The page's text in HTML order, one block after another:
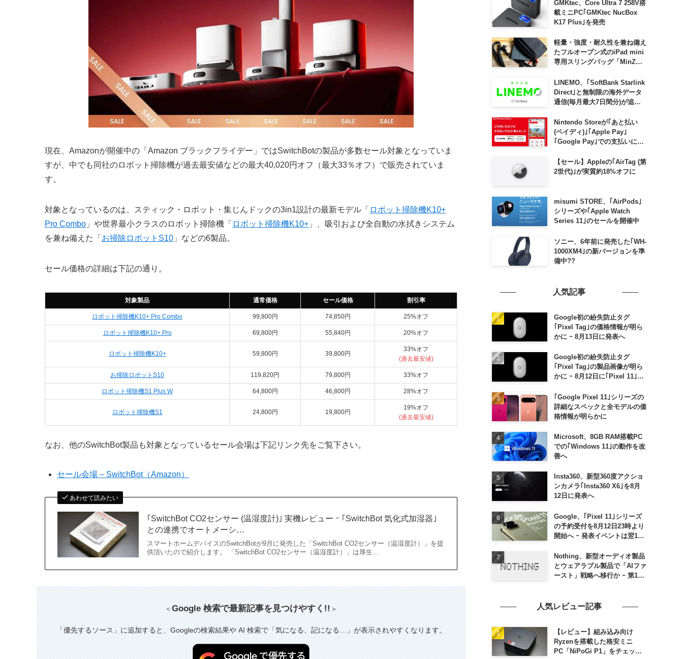
現在、Amazonが開催中の「Amazon ブラックフライデー」ではSwitchBotの製品が多数セール対象となっていま
すが、中でも同社のロボット掃除機が過去最安値などの最大40,020円オフ（最大33％オフ）で販売されていま
す。
対象となっているのは、スティック・ロボット・集じんドックの3in1設計の最新モデル「 ロボット掃除機K10+
Pro Combo 」や世界最小クラスのロボット掃除機「 ロボット掃除機K10+ 」、吸引および全自動の水拭きシステム
を兼ね備えた「 お掃除ロボットS10 」などの6製品。
セール価格の詳細は下記の通り。
対象製品 通常価格 セール価格 割引率
ロボット掃除機K10+ Pro Combo 99,800円 74,850円 25%オフ
ロボット掃除機K10+ Pro 69,800円 55,840円 20%オフ
ロボット掃除機K10+ 59,800円 39,800円
33%オフ
(過去最安値)
お掃除ロボットS10 119,820円 79,800円 33%オフ
ロボット掃除機S1 Plus W 64,800円 46,800円 28%オフ
ロボット掃除機S1 24,800円 19,800円
19%オフ
(過去最安値)
なお、他のSwitchBot製品も対象となっているセール会場は下記リンク先をご覧下さい。
セール会場 – SwitchBot（Amazon）
あわせて読みたい
｢SwitchBot CO2センサー (温湿度計)｣ 実機レビュー ｰ ｢SwitchBot 気化式加湿器｣
との連携でオートメーシ…
スマートホームデバイスのSwitchBotが9月に発売した「SwitchBot CO2センサー（温湿度計）」を提
供頂いたので紹介します。 「SwitchBot CO2センサー（温湿度計）」は厚生…
＜Google 検索で最新記事を見つけやすく!! ＞
「優先するソース」に追加すると、Googleの検索結果や AI 検索で「気になる、記になる…」が表示されやすくなります。
GMKtec、Core Ultra 7 258V搭
載ミニPC｢GMKtec NucBox
K17 Plus｣を発売
軽量・強度・耐久性を兼ね備え
たフルオープン式のiPad mini
専用スリングバッグ「MinZ
発売
LINEMO、｢SoftBank Starlink
Direct｣と無制限の海外データ
通信(毎月最大7日間分)が追加
Nintendo Storeが｢あと払い
(ペイディ)｣｢Apple Pay｣
｢Google Pay｣での支払いに対
【セール】Appleの｢AirTag (第
2世代)｣が実質約18%オフに
misumi STORE、｢AirPods｣
シリーズや｢Apple Watch
Series 11｣のセールを開催中
ソニー、6年前に発売した｢WH-
1000XM4｣の新バージョンを準
備中??
人気記事
Google初の紛失防止タグ
｢Pixel Tag｣の価格情報が明ら
かに ｰ 8月13日に発表へ
Google初の紛失防止タグ
｢Pixel Tag｣の製品画像が明ら
かに ｰ 8月12日に｢Pixel 11｣な
｢Google Pixel 11｣シリーズの
詳細なスペックと全モデルの価
格情報が明らかに
Microsoft、8GB RAM搭載PC
での｢Windows 11｣の動作を改
善へ
Insta360、新型360度アクショ
ンカメラ｢Insta360 X6｣を8月
12日に発表へ
Google、｢Pixel 11｣シリーズ
の予約受付を8月12日23時より
開始へ ｰ 発表イベントは翌13
Nothing、新型オーディオ製品
とウェアラブル製品で「AIファ
ースト」戦略へ移行か ｰ 第1弾
人気レビュー記事
【レビュー】組み込み向け
Ryzenを搭載した格安ミニ
PC「NiPoGi P1」をチェック